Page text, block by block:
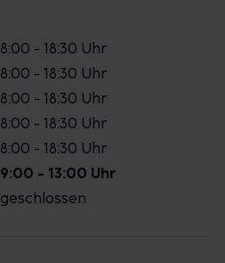
8:00 - 18:30 Uhr
8:00 - 18:30 Uhr
8:00 - 18:30 Uhr
8:00 - 18:30 Uhr
8:00 - 18:30 Uhr
9:00 - 13:00 Uhr
geschlossen